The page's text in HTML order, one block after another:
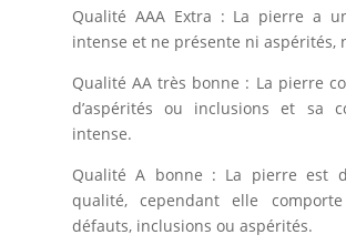
Qualité AAA Extra : La pierre a
intense et ne présente ni aspérités,
Qualité AA très bonne : La pierre
d’aspérités ou inclusions et sa
intense.
Qualité A bonne : La pierre est
qualité, cependant elle
défauts, inclusions ou aspérités.